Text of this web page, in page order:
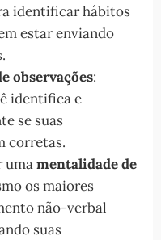
identificar hábitos
estar enviando
observações:
identifica e
se suas
corretas.
umamentalidade de
os maiores
não-verbal
suas